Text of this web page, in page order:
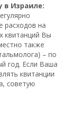
в Израиле:
расходов на
квитанций Вы
также
– по
год. Если Ваша
квитанции
советую